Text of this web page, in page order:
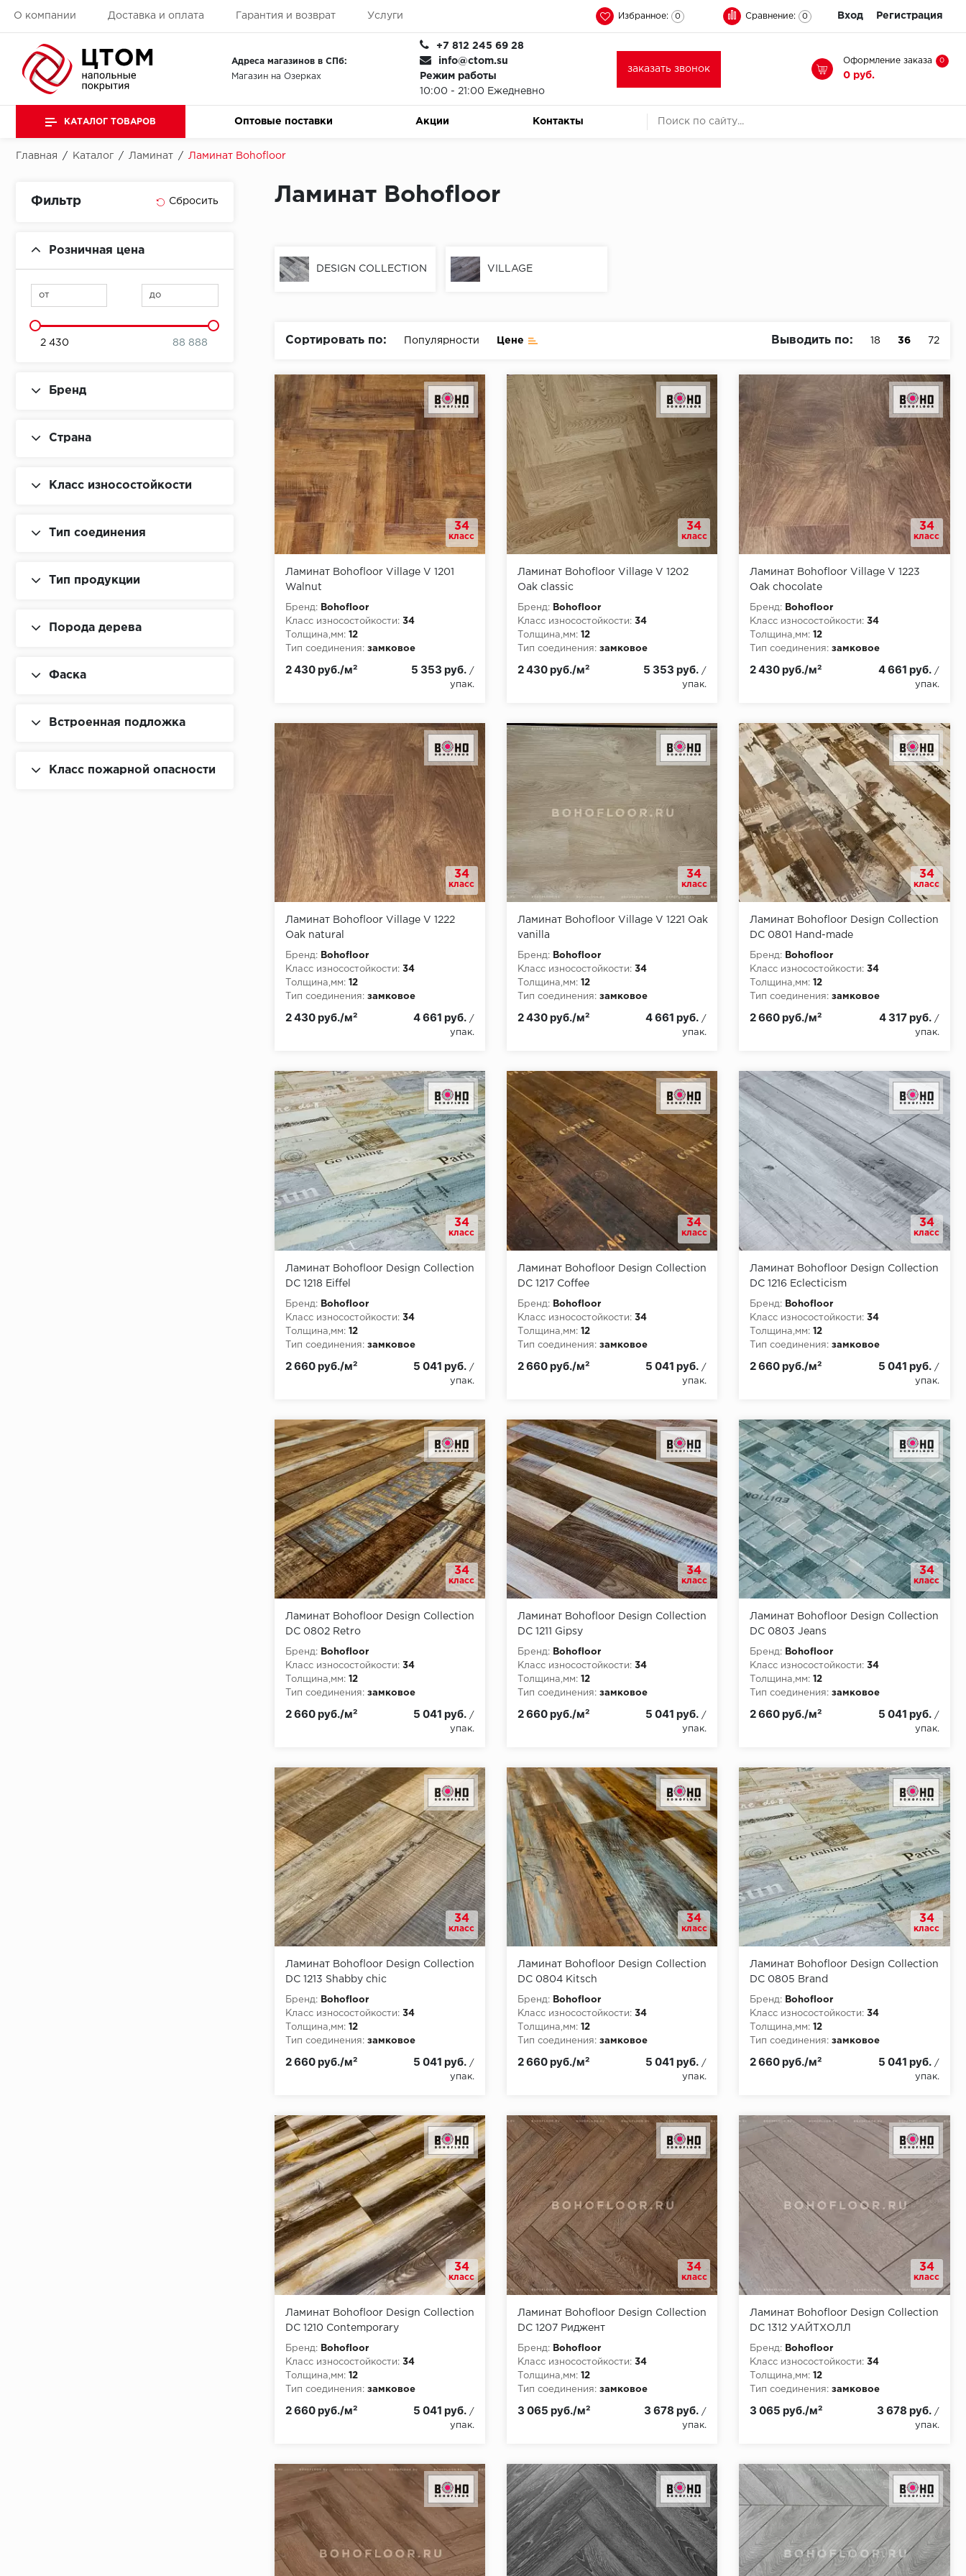
О компании Доставка и оплата Гарантия и возврат Услуги Избранное: 0 Сравнение: 0 Вход Регистрация
Адреса магазинов в СПб:
Магазин на Озерках
+7 812 245 69 28
info@ctom.su
Режим работы
10:00 - 21:00 Ежедневно
заказать звонок
Оформление заказа 0
0 руб.
КАТАЛОГ ТОВАРОВ Оптовые поставки Акции Контакты
Главная / Каталог / Ламинат / Ламинат Bohofloor
Фильтр
Розничная цена
от до
2 430 88 888
Бренд
Страна
Класс износостойкости
Тип соединения
Тип продукции
Порода дерева
Фаска
Встроенная подложка
Класс пожарной опасности
Ламинат Bohofloor
DESIGN COLLECTION VILLAGE
Сортировать по: Популярности Цене Выводить по: 18 36 72
34
класс
Ламинат Bohofloor Village V 1201
Walnut
Бренд:
Bohofloor
Класс износостойкости: 34
Толщина,мм: 12
Тип соединения: замковое
2 430 руб./м² 5 353 руб. /
упак.
34
класс
Ламинат Bohofloor Village V 1202
Oak classic
Бренд:
Bohofloor
Класс износостойкости: 34
Толщина,мм: 12
Тип соединения: замковое
2 430 руб./м² 5 353 руб. /
упак.
34
класс
Ламинат Bohofloor Village V 1223
Oak chocolate
Бренд:
Bohofloor
Класс износостойкости: 34
Толщина,мм: 12
Тип соединения: замковое
2 430 руб./м² 4 661 руб. /
упак.
34
класс
Ламинат Bohofloor Village V 1222
Oak natural
Бренд:
Bohofloor
Класс износостойкости: 34
Толщина,мм: 12
Тип соединения: замковое
2 430 руб./м² 4 661 руб. /
упак.
34
класс
Ламинат Bohofloor Village V 1221 Oak
vanilla
Бренд:
Bohofloor
Класс износостойкости: 34
Толщина,мм: 12
Тип соединения: замковое
2 430 руб./м² 4 661 руб. /
упак.
34
класс
Ламинат Bohofloor Design Collection
DC 0801 Hand-made
Бренд:
Bohofloor
Класс износостойкости: 34
Толщина,мм: 12
Тип соединения: замковое
2 660 руб./м² 4 317 руб. /
упак.
34
класс
Ламинат Bohofloor Design Collection
DC 1218 Eiffel
Бренд:
Bohofloor
Класс износостойкости: 34
Толщина,мм: 12
Тип соединения: замковое
2 660 руб./м² 5 041 руб. /
упак.
34
класс
Ламинат Bohofloor Design Collection
DC 1217 Coffee
Бренд:
Bohofloor
Класс износостойкости: 34
Толщина,мм: 12
Тип соединения: замковое
2 660 руб./м² 5 041 руб. /
упак.
34
класс
Ламинат Bohofloor Design Collection
DC 1216 Eclecticism
Бренд:
Bohofloor
Класс износостойкости: 34
Толщина,мм: 12
Тип соединения: замковое
2 660 руб./м² 5 041 руб. /
упак.
34
класс
Ламинат Bohofloor Design Collection
DC 0802 Retro
Бренд:
Bohofloor
Класс износостойкости: 34
Толщина,мм: 12
Тип соединения: замковое
2 660 руб./м² 5 041 руб. /
упак.
34
класс
Ламинат Bohofloor Design Collection
DC 1211 Gipsy
Бренд:
Bohofloor
Класс износостойкости: 34
Толщина,мм: 12
Тип соединения: замковое
2 660 руб./м² 5 041 руб. /
упак.
34
класс
Ламинат Bohofloor Design Collection
DC 0803 Jeans
Бренд:
Bohofloor
Класс износостойкости: 34
Толщина,мм: 12
Тип соединения: замковое
2 660 руб./м² 5 041 руб. /
упак.
34
класс
Ламинат Bohofloor Design Collection
DC 1213 Shabby chic
Бренд:
Bohofloor
Класс износостойкости: 34
Толщина,мм:
12
Тип соединения: замковое
2 660 руб./м² 5 041 руб. /
упак.
34
класс
Ламинат Bohofloor Design Collection
DC 0804 Kitsch
Бренд:
Bohofloor
Класс износостойкости: 34
Толщина,мм:
12
Тип соединения: замковое
2 660 руб./м² 5 041 руб. /
упак.
34
класс
Ламинат Bohofloor Design Collection
DC 0805 Brand
Бренд:
Bohofloor
Класс износостойкости: 34
Толщина,мм:
12
Тип соединения: замковое
2 660 руб./м² 5 041 руб. /
упак.
34
класс
Ламинат Bohofloor Design Collection
DC 1210 Contemporary
Бренд:
Bohofloor
Класс износостойкости: 34
Толщина,мм: 12
Тип соединения: замковое
2 660 руб./м² 5 041 руб. /
упак.
34
класс
Ламинат Bohofloor Design Collection
DC 1207 Риджент
Бренд:
Bohofloor
Класс износостойкости: 34
Толщина,мм: 12
Тип соединения: замковое
3 065 руб./м² 3 678 руб. /
упак.
34
класс
Ламинат Bohofloor Design Collection
DC 1312 УАЙТХОЛЛ
Бренд:
Bohofloor
Класс износостойкости: 34
Толщина,мм: 12
Тип соединения: замковое
3 065 руб./м² 3 678 руб. /
упак.